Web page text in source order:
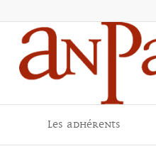
Les adhérents